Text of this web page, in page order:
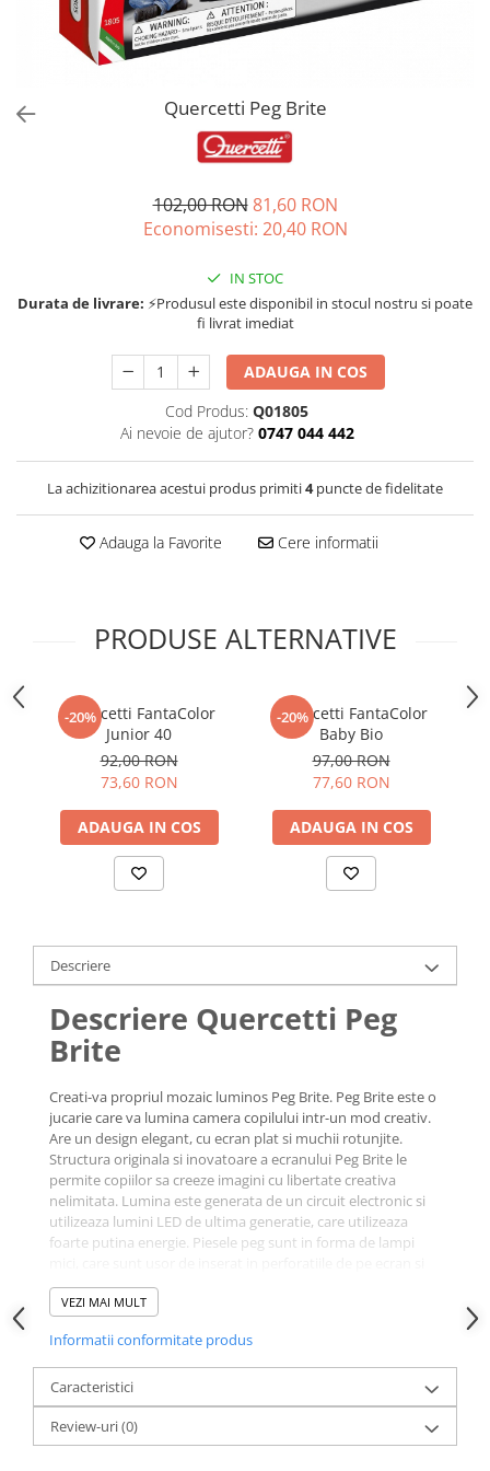
Decoratiuni
Jucarii educative
Figurine jucarii mici
Jucarii electronice
Jocuri de societate
Quercetti Peg Brite
102,00 RON 81,60 RON
Economisesti: 20,40 RON
IN STOC
Durata de livrare: ⚡Produsul este disponibil in stocul nostru si poate
fi livrat imediat
ADAUGA IN COS
Cod Produs: Q01805
Ai nevoie de ajutor? 0747 044 442
La achizitionarea acestui produs primiti4puncte de fidelitate
Adauga la Favorite Cere informatii
PRODUSE ALTERNATIVE
-20%
Quercetti FantaColor
Junior 40
92,00 RON
73,60 RON
ADAUGA IN COS
-20%
Quercetti FantaColor
Baby Bio
97,00 RON
77,60 RON
ADAUGA IN COS
Descriere
Descriere Quercetti Peg
Brite
Creati-va propriul mozaic luminos Peg Brite. Peg Brite este o
jucarie care va lumina camera copilului intr-un mod creativ.
Are un design elegant, cu ecran plat si muchii rotunjite.
Structura originala si inovatoare a ecranului Peg Brite le
permite copiilor sa creeze imagini cu libertate creativa
nelimitata. Lumina este generata de un circuit electronic si
utilizeaza lumini LED de ultima generatie, care utilizeaza
foarte putina energie. Piesele peg sunt in forma de lampi
se simt bine la atingere. Ele sunt realizate dintr-un material
cristalin care straluceste in lumina chiar si atunci cand Peg
Beneficii educationale:abilitati motorii fine, dexteritate
manuala, gandire creativa, povestiri, coordonare mana-ochi.
Setul Quercetti Peg
VEZI MAI MULT
Informatii conformitate produs
Caracteristici
Review-uri(0)